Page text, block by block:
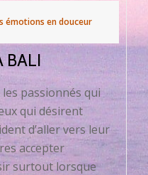
émotions en douceur
BALI
passionnés qui
qui désirent
d’aller vers leur
accepter
surtout lorsque